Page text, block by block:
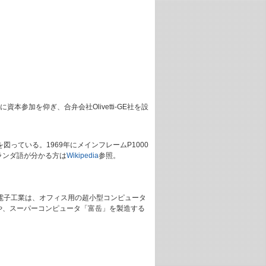
資本参加を仰ぎ、合弁会社Olivetti-GE社を設
っている。1969年にメインフレームP1000
ダ語が分かる方はWikipedia参照。
工業は、オフィス用の超小型コンピュータ
スーパーコンピュータ「富岳」を製造する